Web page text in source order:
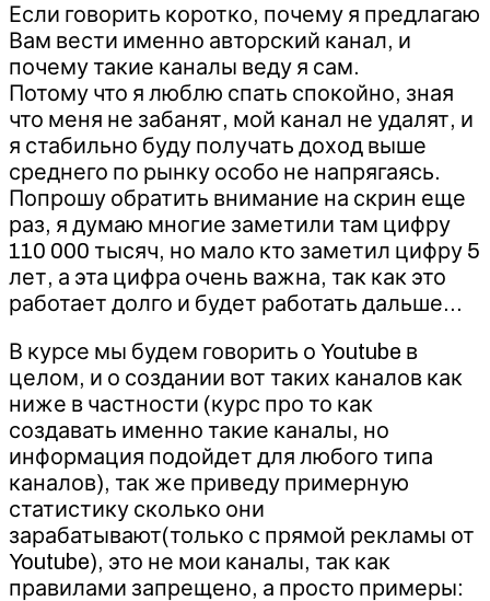
Если говорить коротко, почему я предлагаю
Вам вести именно авторский канал, и
почему такие каналы веду я сам.
Потому что я люблю спать спокойно, зная
что меня не забанят, мой канал не удалят, и
я стабильно буду получать доход выше
среднего по рынку особо не напрягаясь.
Попрошу обратить внимание на скрин еще
раз, я думаю многие заметили там цифру
110 000 тысяч, но мало кто заметил цифру 5
лет, а эта цифра очень важна, так как это
работает долго и будет работать дальше…
В курсе мы будем говорить о Youtube в
целом, и о создании вот таких каналов как
ниже в частности (курс про то как
создавать именно такие каналы, но
информация подойдет для любого типа
каналов), так же приведу примерную
статистику сколько они
зарабатывают(только с прямой рекламы от
Youtube), это не мои каналы, так как
правилами запрещено, а просто примеры: